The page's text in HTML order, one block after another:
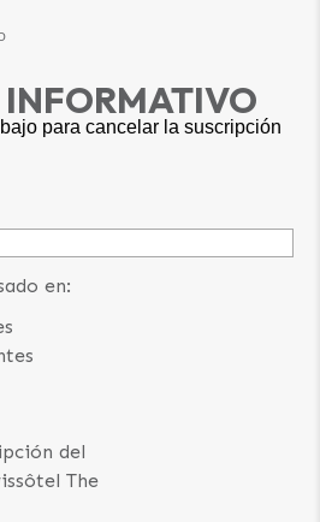
para cancelar la suscripción
en:
del
The